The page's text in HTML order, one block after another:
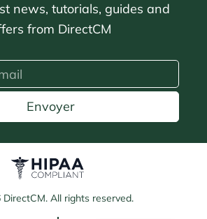
news, tutorials, guides and
from DirectCM
Envoyer
All rights reserved.